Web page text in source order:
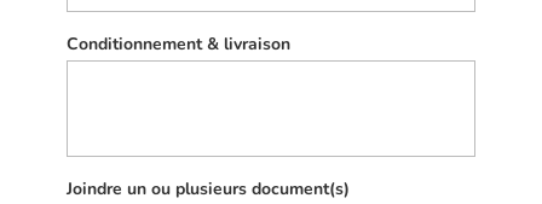
Conditionnement & livraison
Joindre un ou plusieurs document(s)